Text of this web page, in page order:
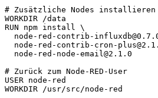
# Zusätzliche Nodes installieren
WORKDIR /data
RUN npm install \
node-red-contrib-
node-red-contrib-cron-
  node-red-node-email@2.1.0
# Zurück zum Node-RED-User
USER node-red
WORKDIR /usr/src/node-red